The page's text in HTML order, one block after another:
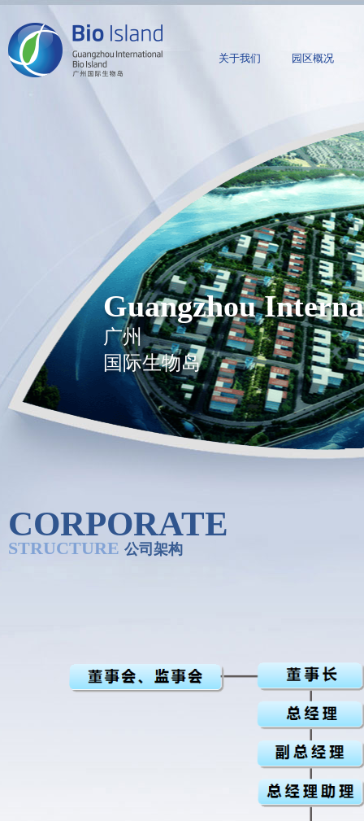
关于我们 园区概况
Guangzhou
广州
国际生物岛
CORPORATE
STRUCTURE 公司架构